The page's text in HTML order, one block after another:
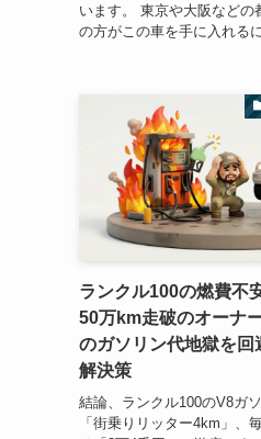
います。 東京や大阪などの
の方がこの車を手に入れる
ランクル100の燃費不
50万km走破のオーナ
のガソリン代地獄を回
解決策
結論、ランクル100のV8ガ
「街乗りリッター4km」、